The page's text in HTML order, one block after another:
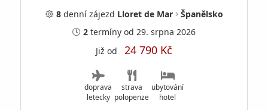
8dennízájezd Lloret de Mar
Španělsko
2 termíny od 29. srpna 2026
Již od 24 790 Kč
doprava
letecky
strava
polopenze
ubytování
hotel